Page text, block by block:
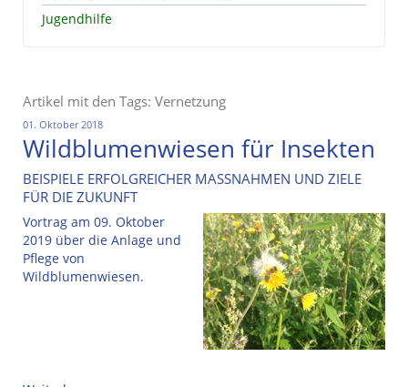
Jugendhilfe
Artikel mit den Tags: Vernetzung
01. Oktober 2018
Wildblumenwiesen für Insekten
BEISPIELE ERFOLGREICHER MASSNAHMEN UND ZIELE
FÜR DIE ZUKUNFT
Vortrag am 09. Oktober
2019 über die Anlage und
Pflege von
Wildblumenwiesen.